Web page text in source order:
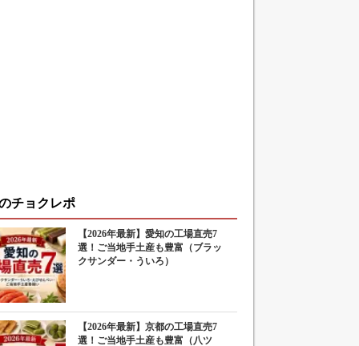
チョクレポ
【2026年最新】愛知の工場直売7
選！ご当地手土産も豊富（ブラッ
クサンダー・ういろ）
【2026年最新】京都の工場直売7
選！ご当地手土産も豊富（八ツ